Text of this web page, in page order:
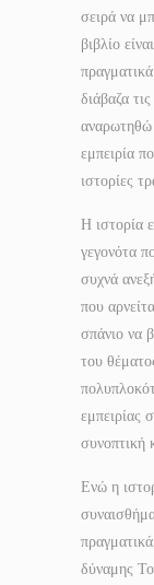
σειρά να
βιβλίο
διάβαζα
αναρωτηθώ
εμπειρία
ιστορίες
Η ιστορία
γεγονότα
συχνά
που
σπάνιο να
του
εμπειρίας
συνοπτική
Ενώ η
δύναμης